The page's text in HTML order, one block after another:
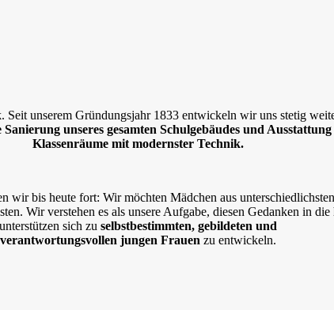
unserem Gründungsjahr 1833 entwickeln wir uns stetig
Sanierung unseres gesamten Schulgebäudes und
Klassenräume mit modernster Technik.
wir bis heute fort: Wir möchten Mädchen aus
Wir verstehen es als unsere Aufgabe, diesen Gedanken in
unterstützen sich zu selbstbestimmten, gebildeten und
verantwortungsvollen jungen Frauen zu entwickeln.